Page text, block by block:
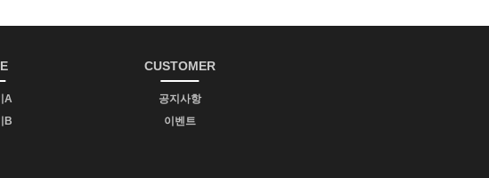
A
B
CUSTOMER
공지사항
이벤트